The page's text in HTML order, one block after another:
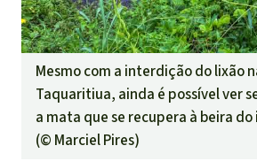
Mesmo com a interdição do lixão
Taquaritiua, ainda é possível ver
a mata que se recupera à beira
(© Marciel Pires)